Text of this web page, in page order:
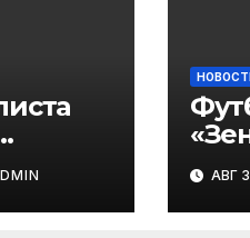
тура
«Не
— в
АВГ